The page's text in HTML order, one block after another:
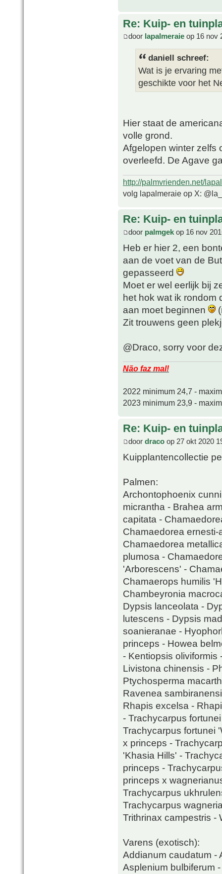
Re: Kuip- en
door lapalmeraie op 16 nov
daniell schreef:
Wat is je ervaring
geschikte voor het
Hier staat de
volle grond.
Afgelopen winter zelfs
overleefd. De Agave
http://palmvrienden.net/
volg lapalmeraie op X:
Re: Kuip- en
door palmgek op 16 nov
Heb er hier 2, een
aan de voet van de
gepasseerd
Moet er wel eerlijk bij
het hok wat ik rondom
aan moet beginnen
Zit trouwens geen
@Draco, sorry voor
Não faz mal!
2022 minimum 24,7 -
2023 minimum 23,9 -
Re: Kuip- en
door draco op 27 okt 2020
Kuipplantencollectie
Palmen:
Archontophoenix
micrantha - Brahea
capitata -
Chamaedorea
Chamaedorea
plumosa -
'Arborescens' -
Chamaerops humilis
Chambeyronia
Dypsis lanceolata -
lutescens - Dypsis
soanieranae -
princeps - Howea
- Kentiopsis oliviformis
Livistona chinensis -
Ptychosperma
Ravenea
Rhapis excelsa -
- Trachycarpus
Trachycarpus fortunei
x princeps -
'Khasia Hills' -
princeps -
princeps x
Trachycarpus
Trachycarpus
Trithrinax campestris -
Varens (exotisch):
Addianum caudatum -
Asplenium bulbiferum